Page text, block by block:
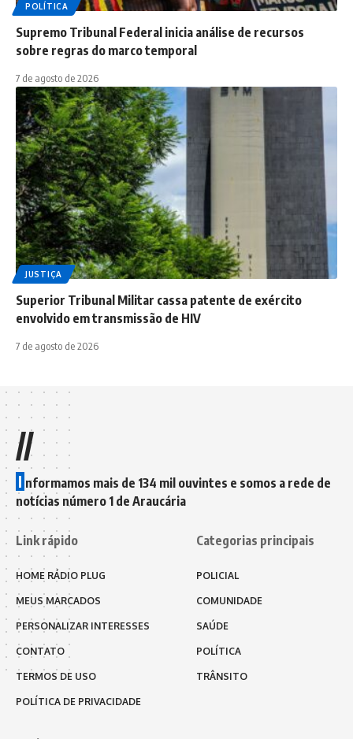
POLÍTICA
Supremo Tribunal Federal inicia análise de recursos
sobre regras do marco temporal
7 de agosto de 2026
JUSTIÇA
Superior Tribunal Militar cassa patente de exército
envolvido em transmissão de HIV
7 de agosto de 2026
//
I nformamos mais de 134 mil ouvintes e somos a rede de
notícias número 1 de Araucária
Link rápido
HOME RÁDIO PLUG
MEUS MARCADOS
PERSONALIZAR INTERESSES
CONTATO
TERMOS DE USO
POLÍTICA DE PRIVACIDADE
Categorias principais
POLICIAL
COMUNIDADE
SAÚDE
POLÍTICA
TRÂNSITO